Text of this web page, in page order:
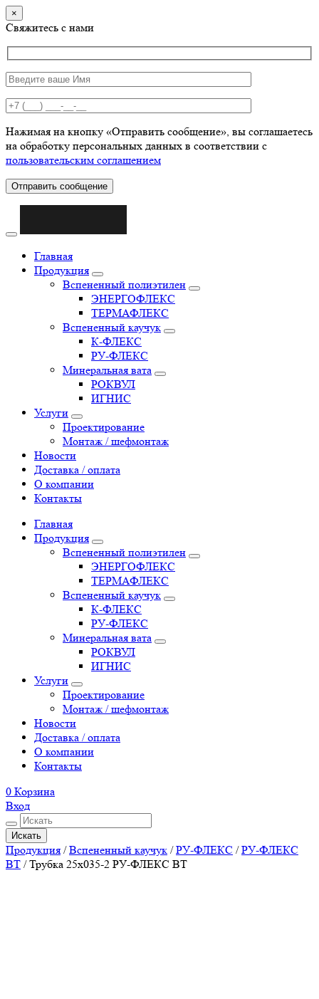
×
Свяжитесь с нами
Нажимая на кнопку «Отправить сообщение», вы соглашаетесь
на обработку персональных данных в соответствии с
пользовательским соглашением
Отправить сообщение
Главная
Продукция
Вспененный полиэтилен
ЭНЕРГОФЛЕКС
ТЕРМАФЛЕКС
Вспененный каучук
К-ФЛЕКС
РУ-ФЛЕКС
Минеральная вата
РОКВУЛ
ИГНИС
Услуги
Проектирование
Монтаж / шефмонтаж
Новости
Доставка / оплата
О компании
Контакты
Главная
Продукция
Вспененный полиэтилен
ЭНЕРГОФЛЕКС
ТЕРМАФЛЕКС
Вспененный каучук
К-ФЛЕКС
РУ-ФЛЕКС
Минеральная вата
РОКВУЛ
ИГНИС
Услуги
Проектирование
Монтаж / шефмонтаж
Новости
Доставка / оплата
О компании
Контакты
0 Корзина
Вход
Искать
Продукция /Вспененный каучук /РУ-ФЛЕКС /РУ-ФЛЕКС
ВТ /Трубка 25х035-2 РУ-ФЛЕКС ВТ